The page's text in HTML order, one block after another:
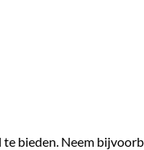
bieden. Neem